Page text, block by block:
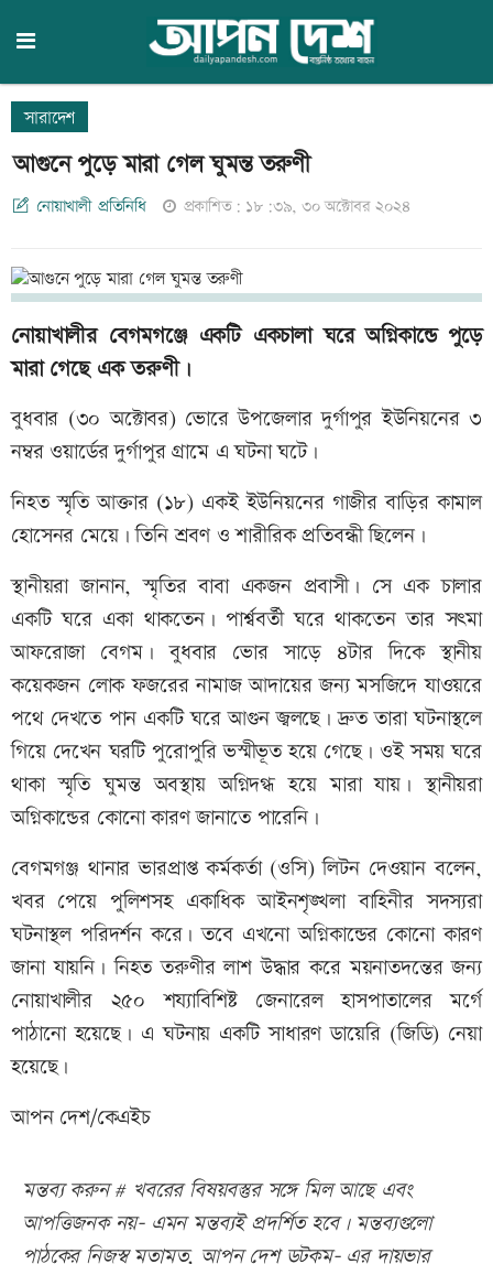
সারাদেশ
আগুনে পুড়ে মারা গেল ঘুমন্ত তরুণী
নোয়াখালী প্রতিনিধি প্রকাশিত: ১৮:৩৯, ৩০ অক্টোবর ২০২৪
নোয়াখালীর বেগমগঞ্জে একটি একচালা ঘরে অগ্নিকান্ডে পুড়ে
মারা গেছে এক তরুণী।
বুধবার (৩০ অক্টোবর) ভোরে উপজেলার দুর্গাপুর ইউনিয়নের ৩
নম্বর ওয়ার্ডের দুর্গাপুর গ্রামে এ ঘটনা ঘটে।
নিহত স্মৃতি আক্তার (১৮) একই ইউনিয়নের গাজীর বাড়ির কামাল
হোসেনর মেয়ে। তিনি শ্রবণ ও শারীরিক প্রতিবন্ধী ছিলেন।
স্থানীয়রা জানান, স্মৃতির বাবা একজন প্রবাসী। সে এক চালার
একটি ঘরে একা থাকতেন। পার্শ্ববর্তী ঘরে থাকতেন তার সৎমা
আফরোজা বেগম। বুধবার ভোর সাড়ে ৪টার দিকে স্থানীয়
কয়েকজন লোক ফজরের নামাজ আদায়ের জন্য মসজিদে যাওয়রে
পথে দেখতে পান একটি ঘরে আগুন জ্বলছে। দ্রুত তারা ঘটনাস্থলে
গিয়ে দেখেন ঘরটি পুরোপুরি ভস্মীভূত হয়ে গেছে। ওই সময় ঘরে
থাকা স্মৃতি ঘুমন্ত অবস্থায় অগ্নিদগ্ধ হয়ে মারা যায়। স্থানীয়রা
অগ্নিকান্ডের কোনো কারণ জানাতে পারেনি।
বেগমগঞ্জ থানার ভারপ্রাপ্ত কর্মকর্তা (ওসি) লিটন দেওয়ান বলেন,
খবর পেয়ে পুলিশসহ একাধিক আইনশৃঙ্খলা বাহিনীর সদস্যরা
ঘটনাস্থল পরিদর্শন করে। তবে এখনো অগ্নিকান্ডের কোনো কারণ
জানা যায়নি। নিহত তরুণীর লাশ উদ্ধার করে ময়নাতদন্তের জন্য
নোয়াখালীর ২৫০ শয্যাবিশিষ্ট জেনারেল হাসপাতালের মর্গে
পাঠানো হয়েছে। এ ঘটনায় একটি সাধারণ ডায়েরি (জিডি) নেয়া
হয়েছে।
আপন দেশ/কেএইচ
মন্তব্য করুন # খবরের বিষয়বস্তুর সঙ্গে মিল আছে এবং
আপত্তিজনক নয়- এমন মন্তব্যই প্রদর্শিত হবে। মন্তব্যগুলো
পাঠকের নিজস্ব মতামত, আপন দেশ ডটকম- এর দায়ভার